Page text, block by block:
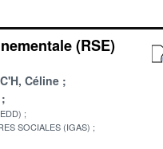
(RSE)
Céline
SOCIALES (IGAS)